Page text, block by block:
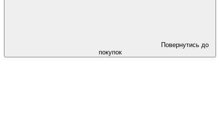
Повернутись до
покупок